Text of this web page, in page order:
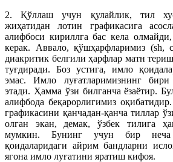
2. Қўллаш учун қулайлик, тил
жиҳатидан лотин графикасига
алифбоси кириллга бас кела
керак. Аввало, қўшҳарфларимиз (sh,
диакритик белгили ҳарфлар матн
туғдиради. Боз устига, имло
эмас. Имло луғатларимизнинг
этади. Ҳамма ўзи билганча ёзаётир.
алифбода беқарорлигимиз
графикасини қанчадан-қанча тиллар
олган экан, демак, ўзбек тилига
мумкин. Бунинг учун бир
қоидаларидаги айрим бандларни
ягона имло луғатини яратиш кифоя.